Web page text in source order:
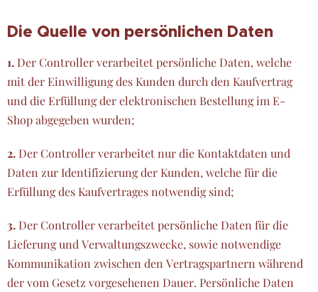
Die Quelle von persönlichen Daten
1. Der Controller verarbeitet persönliche Daten, welche
mit der Einwilligung des Kunden durch den Kaufvertrag
und die Erfüllung der elektronischen Bestellung im E-
Shop abgegeben wurden;
2. Der Controller verarbeitet nur die Kontaktdaten und
Daten zur Identifizierung der Kunden, welche für die
Erfüllung des Kaufvertrages notwendig sind;
3. Der Controller verarbeitet persönliche Daten für die
Lieferung und Verwaltungszwecke, sowie notwendige
Kommunikation zwischen den Vertragspartnern während
der vom Gesetz vorgesehenen Dauer. Persönliche Daten